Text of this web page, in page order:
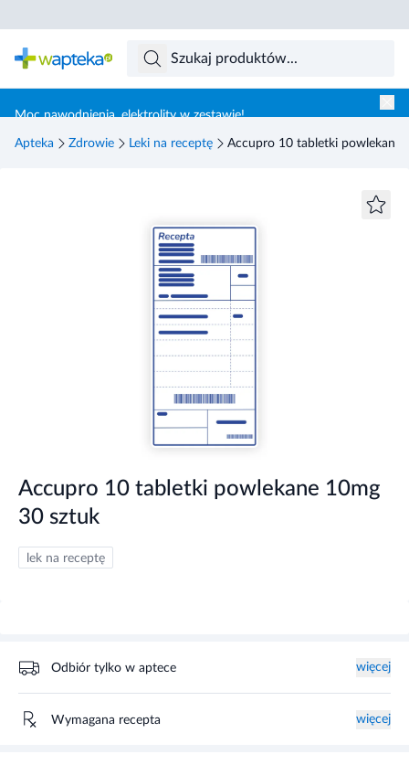
Moc nawodnienia, elektrolity w zestawie!
Apteka Zdrowie Leki na receptę Accupro 10 tabletki powlekane
Accupro 10 tabletki powlekane 10mg
30 sztuk
lek na receptę
Odbiór tylko w aptece więcej
Wymagana recepta więcej